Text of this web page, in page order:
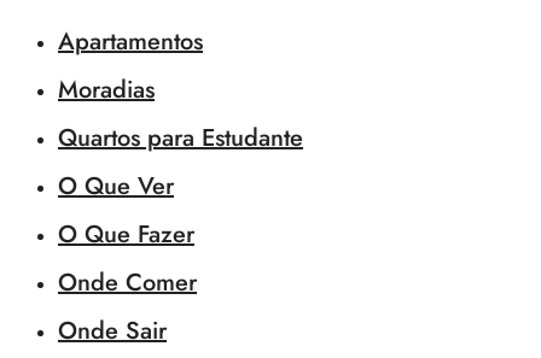
Apartamentos
Moradias
Quartos para Estudante
O Que Ver
O Que Fazer
Onde Comer
Onde Sair